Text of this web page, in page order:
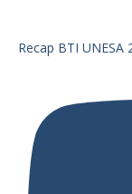
Recap BTI UNESA